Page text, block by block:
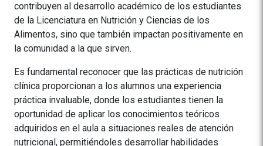
contribuyen al desarrollo académico de los estudiantes
de la Licenciatura en Nutrición y Ciencias de los
Alimentos, sino que también impactan positivamente en
la comunidad a la que sirven.
Es fundamental reconocer que las prácticas de nutrición
clínica proporcionan a los alumnos una experiencia
práctica invaluable, donde los estudiantes tienen la
oportunidad de aplicar los conocimientos teóricos
adquiridos en el aula a situaciones reales de atención
nutricional, permitiéndoles desarrollar habilidades